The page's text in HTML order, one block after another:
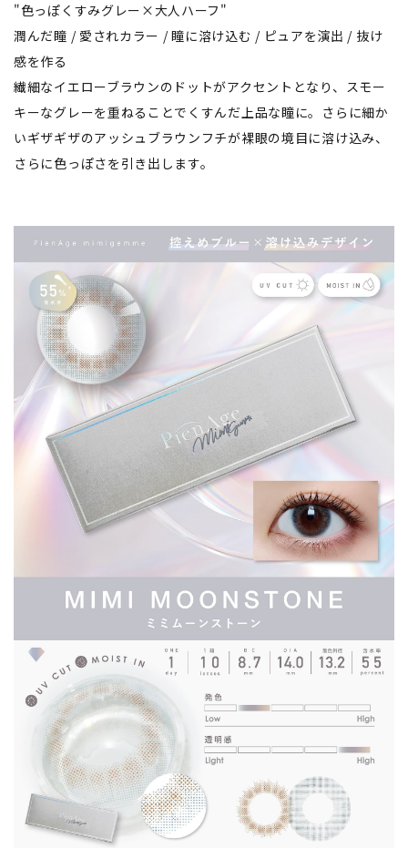
"色っぽくすみグレー×大人ハーフ"
潤んだ瞳 / 愛されカラー / 瞳に溶け込む / ピュアを演出 / 抜け
感を作る
繊細なイエローブラウンのドットがアクセントとなり、スモー
キーなグレーを重ねることでくすんだ上品な瞳に。さらに細か
いギザギザのアッシュブラウンフチが裸眼の境目に溶け込み、
さらに色っぽさを引き出します。